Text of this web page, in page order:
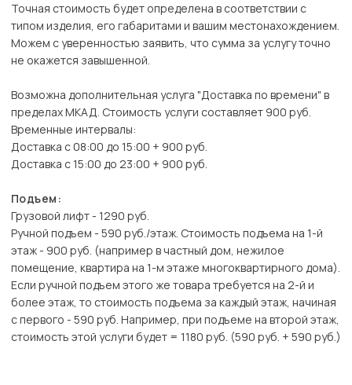
Точная стоимость будет определена в соответствии с
типом изделия, его габаритами и вашим местонахождением.
Можем с уверенностью заявить, что сумма за услугу точно
не окажется завышенной.
Возможна дополнительная услуга "Доставка по времени" в
пределах МКАД. Стоимость услуги составляет 900 руб.
Временные интервалы:
Доставка с 08:00 до 15:00 + 900 руб.
Доставка с 15:00 до 23:00 + 900 руб.
Подъем:
Грузовой лифт - 1290 руб.
Ручной подъем - 590 руб./этаж. Стоимость подъема на 1-й
этаж - 900 руб. (например в частный дом, нежилое
помещение, квартира на 1-м этаже многоквартирного дома).
Если ручной подъем этого же товара требуется на 2-й и
более этаж, то стоимость подъема за каждый этаж, начиная
с первого - 590 руб. Например, при подъеме на второй этаж,
стоимость этой услуги будет = 1180 руб. (590 руб. + 590 руб.)